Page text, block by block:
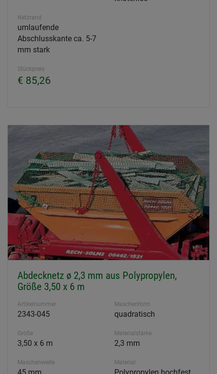
Netzrand
umlaufende
Abschlusskante ca. 5-7
mm stark
Stückpreis
€ 85,26
Abdecknetz ø 2,3 mm aus Polypropylen,
Größe 3,50 x 6 m
Artikelnummer
2343-045
Maschenform
quadratisch
Größe
3,50 x 6 m
Materialstärke
2,3 mm
Maschenweite
45 mm
Material
Polypropylen hochfest,